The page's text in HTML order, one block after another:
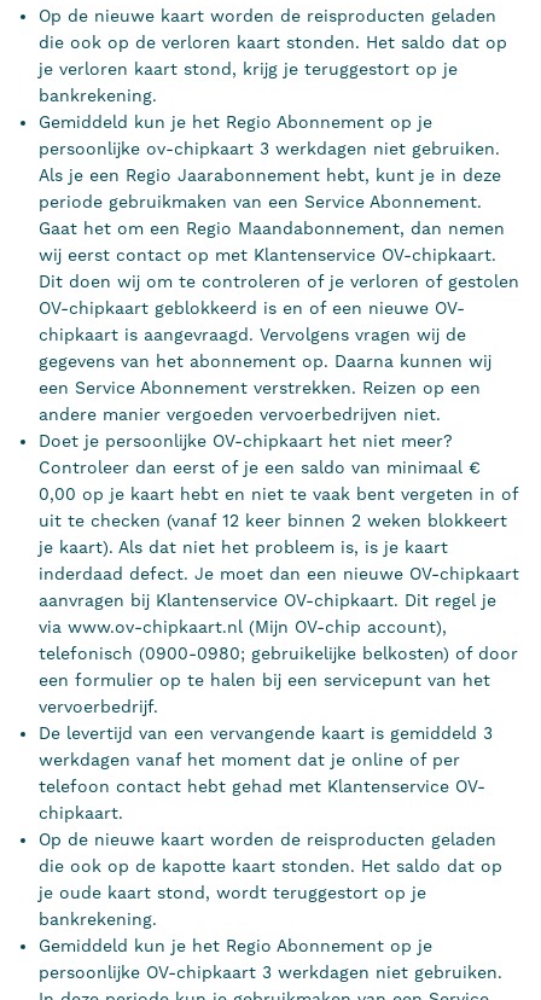
Op de nieuwe kaart worden de reisproducten geladen
die ook op de verloren kaart stonden. Het saldo dat op
je verloren kaart stond, krijg je teruggestort op je
bankrekening.
Gemiddeld kun je het Regio Abonnement op je
persoonlijke ov-chipkaart 3 werkdagen niet gebruiken.
Als je een Regio Jaarabonnement hebt, kunt je in deze
periode gebruikmaken van een Service Abonnement.
Gaat het om een Regio Maandabonnement, dan nemen
wij eerst contact op met Klantenservice OV-chipkaart.
Dit doen wij om te controleren of je verloren of gestolen
OV-chipkaart geblokkeerd is en of een nieuwe OV-
chipkaart is aangevraagd. Vervolgens vragen wij de
gegevens van het abonnement op. Daarna kunnen wij
een Service Abonnement verstrekken. Reizen op een
andere manier vergoeden vervoerbedrijven niet.
Doet je persoonlijke OV-chipkaart het niet meer?
Controleer dan eerst of je een saldo van minimaal €
0,00 op je kaart hebt en niet te vaak bent vergeten in of
uit te checken (vanaf 12 keer binnen 2 weken blokkeert
je kaart). Als dat niet het probleem is, is je kaart
inderdaad defect. Je moet dan een nieuwe OV-chipkaart
aanvragen bij Klantenservice OV-chipkaart. Dit regel je
via www.ov-chipkaart.nl (Mijn OV-chip account),
telefonisch (0900-0980; gebruikelijke belkosten) of door
een formulier op te halen bij een servicepunt van het
vervoerbedrijf.
De levertijd van een vervangende kaart is gemiddeld 3
werkdagen vanaf het moment dat je online of per
telefoon contact hebt gehad met Klantenservice OV-
chipkaart.
Op de nieuwe kaart worden de reisproducten geladen
die ook op de kapotte kaart stonden. Het saldo dat op
je oude kaart stond, wordt teruggestort op je
bankrekening.
Gemiddeld kun je het Regio Abonnement op je
persoonlijke OV-chipkaart 3 werkdagen niet gebruiken.